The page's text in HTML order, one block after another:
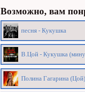
Возможно, вам
песня - Кукушка
В.Цой - Кукушка
Полина Гагарина